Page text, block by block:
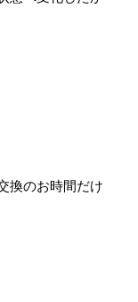
換のお時間だけ